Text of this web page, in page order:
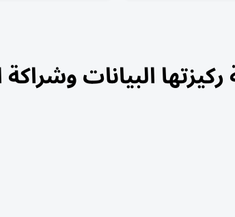
البيانات